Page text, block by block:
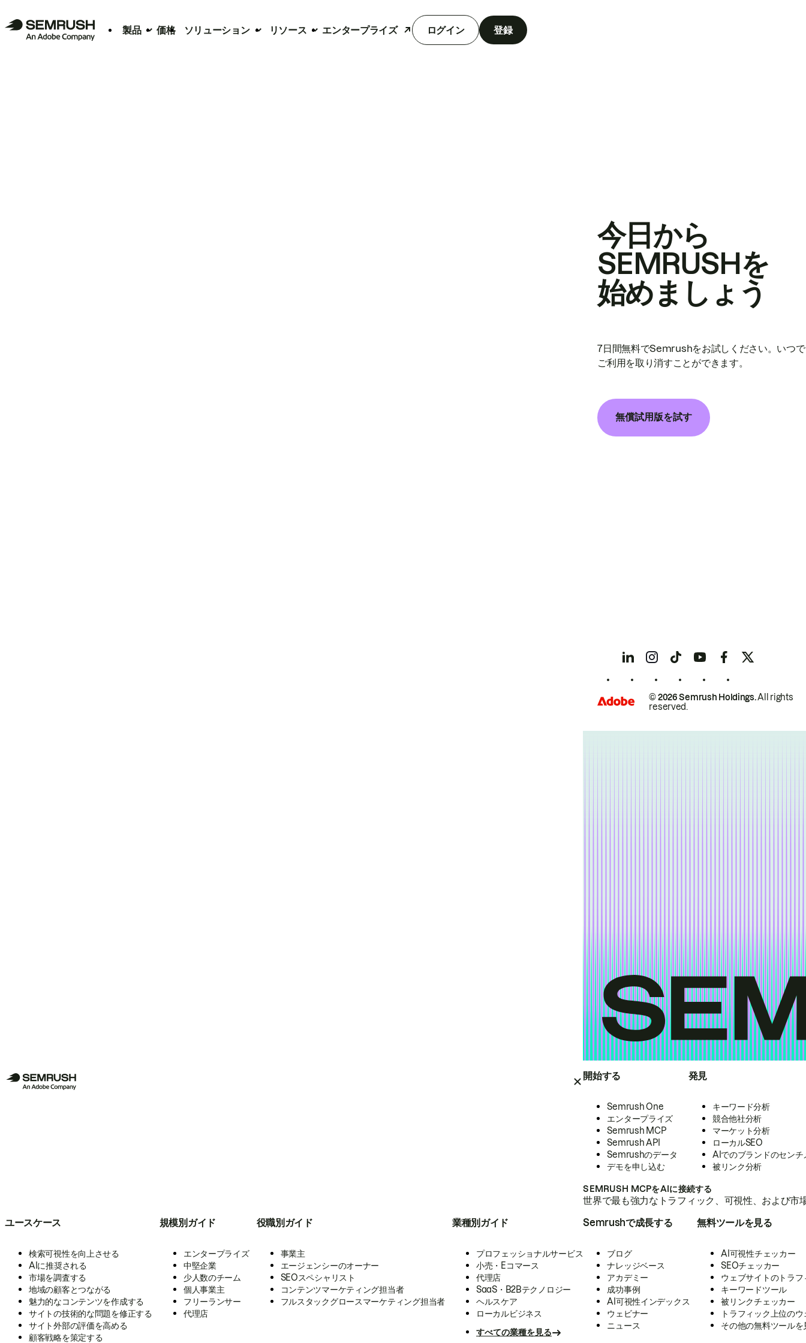
製品 価格 ソリューション リソース エンタープライズ ログイン 登録
開始する
Semrush One
エンタープライズ
Semrush MCP
Semrush API
Semrushのデータ
デモを申し込む
発見
キーワード分析
競合他社分析
マーケット分析
ローカルSEO
AIでのブランドのセンチ
被リンク分析
SEMRUSH MCPをAIに接続する
世界で最も強力なトラフィック、可視性、および
ユースケース
検索可視性を向上させる
AIに推奨される
市場を調査する
地域の顧客とつながる
魅力的なコンテンツを作成する
サイトの技術的な問題を修正する
サイト外部の評価を高める
顧客戦略を策定する
規模別ガイド
エンタープライズ
中堅企業
少人数のチーム
個人事業主
フリーランサー
代理店
役職別ガイド
事業主
エージェンシーのオーナー
SEOスペシャリスト
コンテンツマーケティング担当者
フルスタックグロースマーケティング担当者
業種別ガイド
プロフェッショナルサービス
小売・Eコマース
代理店
SaaS・B2Bテクノロジー
ヘルスケア
ローカルビジネス
すべての業種を見る
Semrushで成長する
ブログ
ナレッジベース
アカデミー
成功事例
AI可視性インデックス
ウェビナー
ニュース
無料ツールを見る
AI可視性チェッカー
SEOチェッカー
ウェブサイトのトラ
キーワードツール
被リンクチェッカー
トラフィック上位の
その他の無料ツールを
今日から
SEMRUSHを
始めましょう
7日間無料でSemrushをお試しください。いつ
ご利用を取り消すことができます。
無償試用版を試す
© 2026 Semrush Holdings.All rights
reserved.